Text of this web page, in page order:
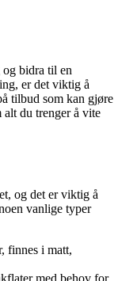
bidra til en
er det viktig å
tilbud som kan gjøre
alt du trenger å vite
og det er viktig å
vanlige typer
finnes i matt,
med behov for